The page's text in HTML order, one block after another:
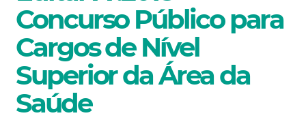
Concurso Público para
Cargos de Nível
Superior da Área da
Saúde